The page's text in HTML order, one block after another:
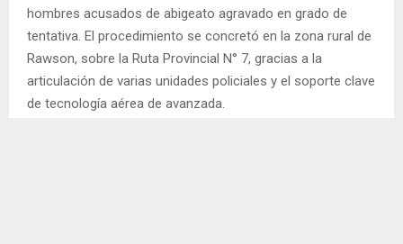
hombres acusados de abigeato agravado en grado de
tentativa. El procedimiento se concretó en la zona rural de
Rawson, sobre la Ruta Provincial N° 7, gracias a la
articulación de varias unidades policiales y el soporte clave
de tecnología aérea de avanzada.